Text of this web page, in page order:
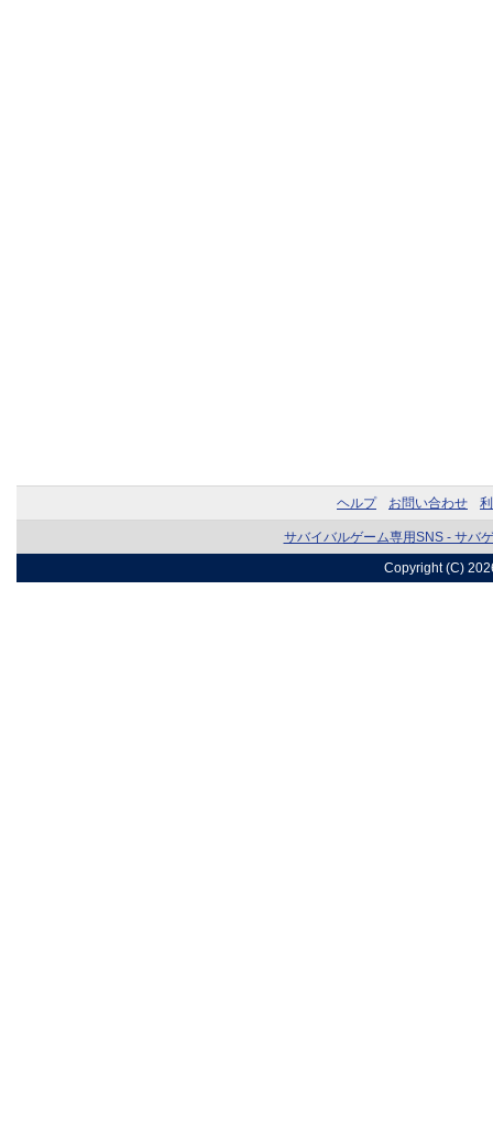
ヘルプ お問い合わせ
サバイバルゲーム専用SNS - サバ
Copyright (C)